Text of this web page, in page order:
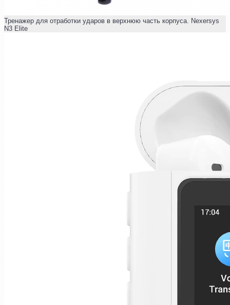
Тренажер для отработки ударов в верхнюю часть корпуса. Nexersys
N3 Elite